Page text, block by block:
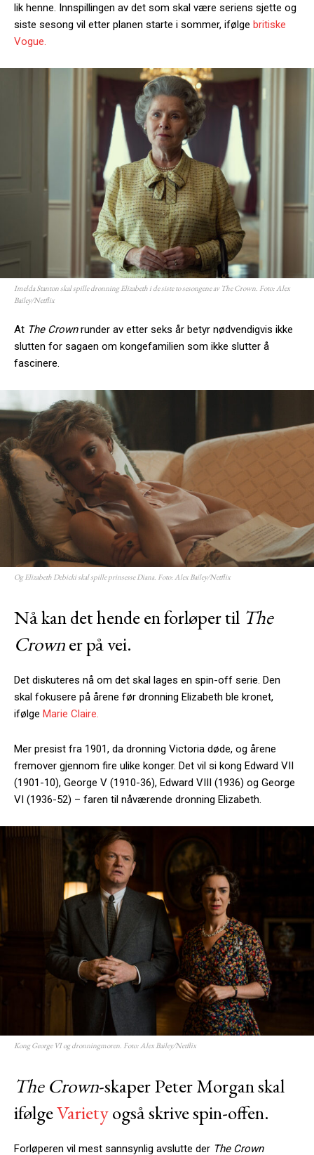
lik henne. Innspillingen av det som skal være seriens sjette og
siste sesong vil etter planen starte i sommer, ifølge britiske
Vogue.
Imelda Stanton skal spille dronning Elizabeth i de siste to sesongene av The Crown. Foto: Alex
Bailey/Netflix
At The Crownrunder av etter seks år betyr nødvendigvis ikke
slutten for sagaen om kongefamilien som ikke slutter å
fascinere.
Og Elizabeth Debicki skal spille prinsesse Diana. Foto: Alex Bailey/Netflix
Nå kan det hende en forløper til The
Crowner på vei.
Det diskuteres nå om det skal lages en spin-off serie. Den
skal fokusere på årene før dronning Elizabeth ble kronet,
ifølge Marie Claire.
Mer presist fra 1901, da dronning Victoria døde, og årene
fremover gjennom fire ulike konger. Det vil si kong Edward VII
(1901-10), George V (1910-36), Edward VIII (1936) og George
VI (1936-52) – faren til nåværende dronning Elizabeth.
Kong George VI og dronningmoren. Foto: Alex Bailey/Netflix
The Crown-skaper Peter Morgan skal
ifølgeVarietyogså skrive spin-offen.
Forløperen vil mest sannsynlig avslutte der The Crown